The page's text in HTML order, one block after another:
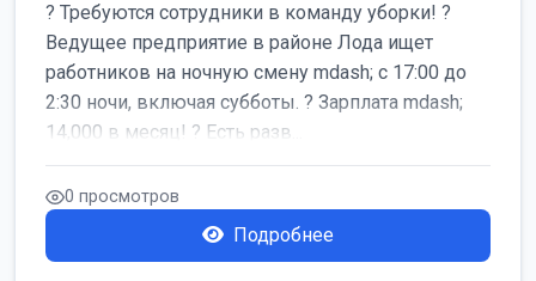
? Требуются сотрудники в команду уборки! ?
Ведущее предприятие в районе Лода ищет
работников на ночную смену mdash; с 17:00 до
2:30 ночи, включая субботы. ? Зарплата mdash;
14,000 в месяц! ? Есть разв...
0 просмотров
Подробнее